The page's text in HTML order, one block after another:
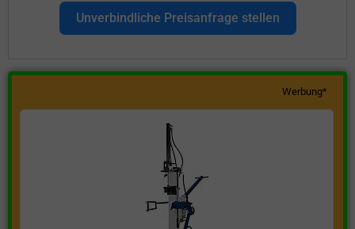
Unverbindliche Preisanfrage stellen
Werbung*